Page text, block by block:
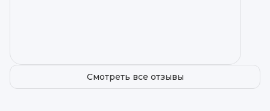
Смотреть все отзывы